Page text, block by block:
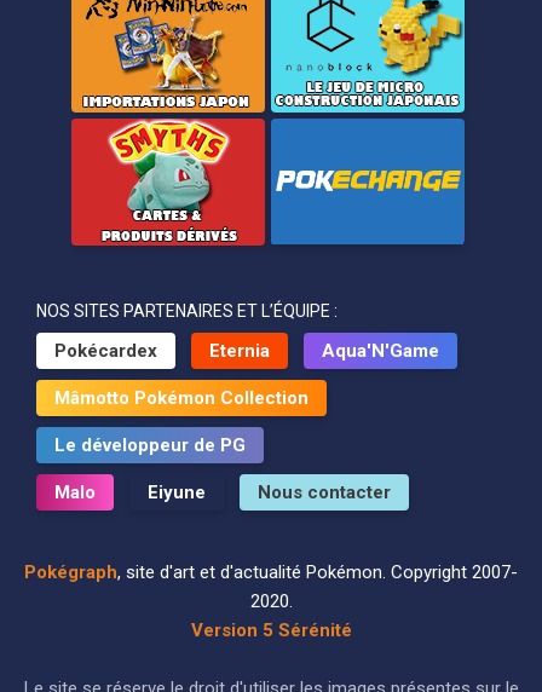
NOS SITES PARTENAIRES ET L’ÉQUIPE :
Pokécardex Eternia Aqua'N'Game
Mâmotto Pokémon Collection
Le développeur de PG
Malo Eiyune Nous contacter
Pokégraph, site d'art et d'actualité Pokémon. Copyright 2007-
2020.
Version 5 Sérénité